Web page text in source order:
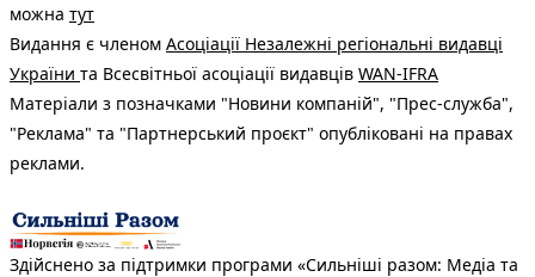
можна тут
Видання є членом Асоціації Незалежні регіональні видавці
України та Всесвітньої асоціації видавців WAN-IFRA
Матеріали з позначками "Новини компаній", "Прес-служба",
"Реклама" та "Партнерський проєкт" опубліковані на правах
реклами.
Здійснено за підтримки програми «Сильніші разом: Медіа та